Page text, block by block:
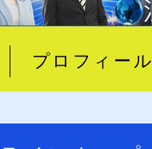
プロフィール